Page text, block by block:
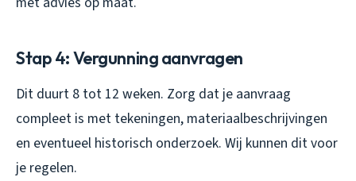
Stap 4: Vergunning aanvragen
Dit duurt 8 tot 12 weken. Zorg dat je aanvraag
compleet is met tekeningen, materiaalbeschrijvingen
en eventueel historisch onderzoek. Wij kunnen dit voor
je regelen.